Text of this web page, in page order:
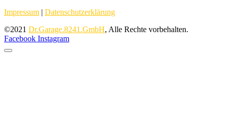
Impressum | Datenschutzerklärung
©2021 Dr.Garage.8241.GmbH, Alle Rechte vorbehalten.
Facebook Instagram